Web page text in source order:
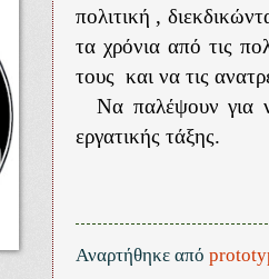
πολιτική ,
τα χρόνια από τις
τους και να τις
Να παλέψουν για
εργατικής τάξης.
Αναρτήθηκε από